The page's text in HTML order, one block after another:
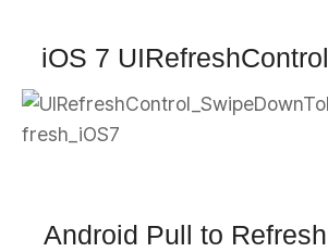
iOS 7 UIRefreshControl
Android Pull to Refresh